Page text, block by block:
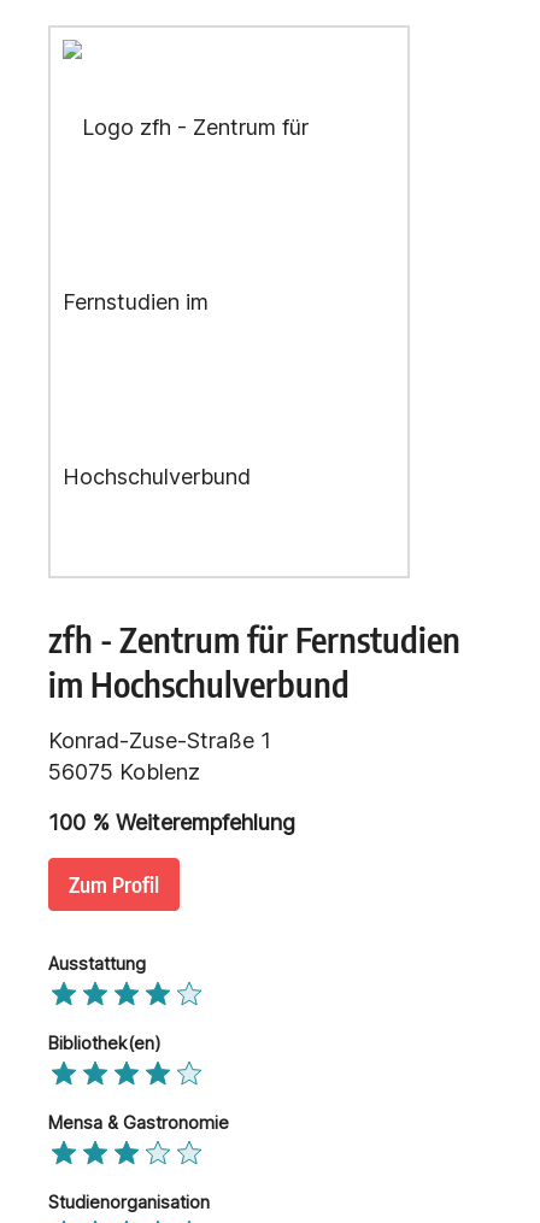
zfh - Zentrum für Fernstudien
im Hochschulverbund
Konrad-Zuse-Straße 1
56075 Koblenz
100 % Weiterempfehlung
Zum Profil
Ausstattung
Bibliothek(en)
Mensa & Gastronomie
Studienorganisation